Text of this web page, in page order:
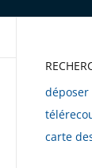
carte